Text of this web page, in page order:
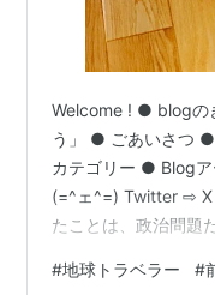
Welcome ! ● blogの
う」 ● ごあいさつ
カテゴリー ● Blogア
(=^ェ^=) Twitter ⇨ X
たことは、政治問題
得ない昨今の日本
#地球トラベラー #